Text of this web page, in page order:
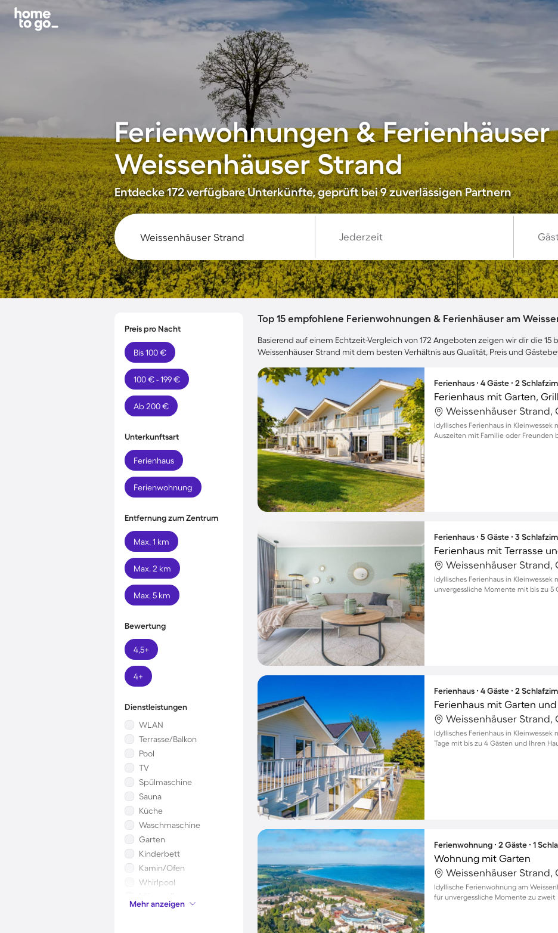
Ferienwohnungen & Ferienhäuser
Weissenhäuser Strand
Entdecke 172 verfügbare Unterkünfte, geprüft bei 9 zuverlässigen Partnern
Jederzeit
Preis pro Nacht
Bis 100 €
100 € - 199 €
Ab 200 €
Unterkunftsart
Ferienhaus
Ferienwohnung
Entfernung zum Zentrum
Max. 1 km
Max. 2 km
Max. 5 km
Bewertung
4,5+
4+
Dienstleistungen
WLAN
Terrasse/Balkon
Pool
TV
Spülmaschine
Sauna
Küche
Waschmaschine
Garten
Kinderbett
Kamin/Ofen
Whirlpool
Mikrowelle
Klimaanlage
Mehr anzeigen
Top 15 empfohlene Ferienwohnungen & Ferienhäuser am
Basierend auf einem Echtzeit-Vergleich von 172 Angeboten zeigen wir dir die
Weissenhäuser Strand mit dem besten Verhältnis aus Qualität, Preis und
Ferienhaus ∙ 4 Gäste ∙ 2
Ferienhaus mit Garten,
Idyllisches Ferienhaus in
Auszeiten mit Familie oder Freunden
Ferienhaus ∙ 5 Gäste ∙ 3
Ferienhaus mit Terrasse
Idyllisches Ferienhaus in Kleinwessek
unvergessliche Momente mit bis zu 5
Ferienhaus ∙ 4 Gäste ∙ 2
Ferienhaus mit Garten und
Idyllisches Ferienhaus in
Tage mit bis zu 4 Gästen und Ihren
Ferienwohnung ∙ 2 Gäste ∙ 1
Wohnung mit Garten
Idyllische Ferienwohnung am
für unvergessliche Momente zu zweit